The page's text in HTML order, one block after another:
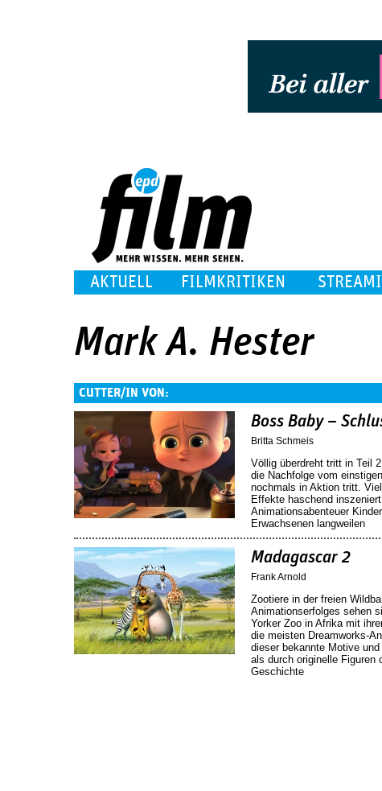
AKTUELL FILMKRITIKEN
Mark A. Hester
CUTTER/IN VON:
Boss Baby –
Britta Schmeis
Völlig überdreht tritt in Teil
die Nachfolge vom
nochmals in Aktion tritt.
Effekte haschend
Animationsabenteuer
Erwachsenen langweilen
Madagascar 2
Frank Arnold
Zootiere in der freien
Animationserfolges sehen
Yorker Zoo in Afrika mit
die meisten Dreamworks-
dieser bekannte Motive
als durch originelle Figuren
Geschichte